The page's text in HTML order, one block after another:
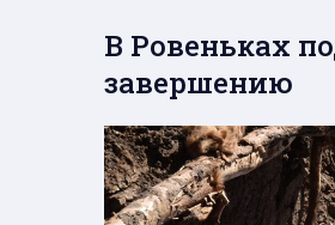
В Ровеньках
завершению